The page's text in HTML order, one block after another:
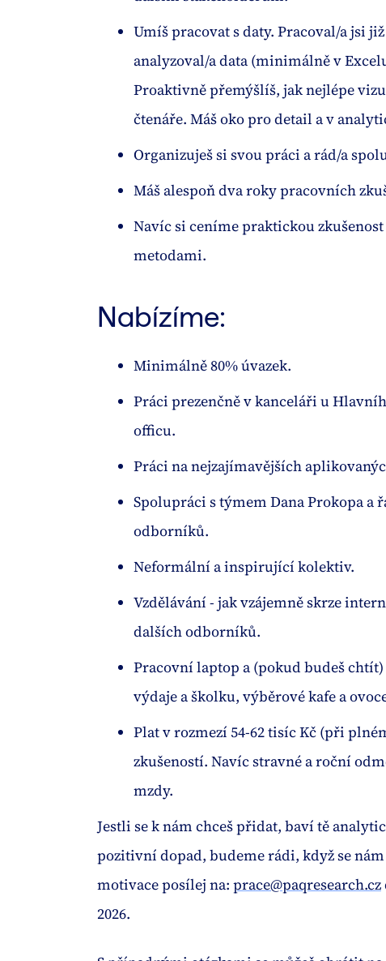
Umíš pracovat s daty. Pracoval/a jsi
analyzoval/a data (minimálně v
Proaktivně přemýšlíš, jak nejlépe
čtenáře. Máš oko pro detail a v
Organizuješ si svou práci a rád/a
Máš alespoň dva roky pracovních
Navíc si ceníme praktickou
metodami.
Nabízíme:
Minimálně 80% úvazek.
Práci prezenčně v kanceláři u
officu.
Práci na nejzajímavějších
Spolupráci s týmem Dana Prokopa a
odborníků.
Neformální a inspirující kolektiv.
Vzdělávání - jak vzájemně skrze
dalších odborníků.
Pracovní laptop a (pokud budeš
výdaje a školku, výběrové kafe a
Plat v rozmezí 54-62 tisíc Kč (při
zkušeností. Navíc stravné a roční
mzdy.
Jestli se k nám chceš přidat, baví tě
pozitivní dopad, budeme rádi, když se nám
motivace posílej na: prace@paqresearch.cz
2026.